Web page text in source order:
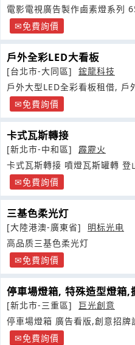
電
免費詢價
戶外全彩LED大看板
[台北市-大同區]
鋐龍科技
戶外大型LED全彩看板租借, 戶
免費詢價
卡式瓦斯轉接
[新北市-中和區]
霹靂火
卡式瓦斯轉接 噴燈瓦斯罐轉
免費詢價
三基色柔光灯
[大陸港澳-廣東省]
明标光电
高品质三基色柔光灯
免費詢價
停車場燈箱, 特殊造型燈箱
[新北市-三重區]
巨光創意
停車場燈箱 廣告看版,創意招牌
牌大圖輸出
免費詢價